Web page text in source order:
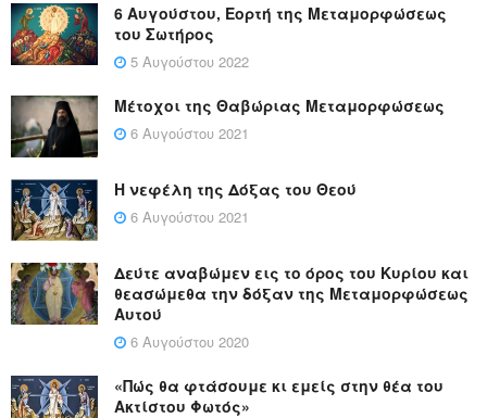
6 Αυγούστου, Εορτή της Μεταμορφώσεως
του Σωτήρος
5 Αυγούστου 2022
Μέτοχοι της Θαβώριας Μεταμορφώσεως
6 Αυγούστου 2021
Η νεφέλη της Δόξας του Θεού
6 Αυγούστου 2021
Δεύτε αναβώμεν εις το όρος του Κυρίου και
θεασώμεθα την δόξαν της Μεταμορφώσεως
Αυτού
6 Αυγούστου 2020
«Πώς θα φτάσουμε κι εμείς στην θέα του
Ακτίστου Φωτός»